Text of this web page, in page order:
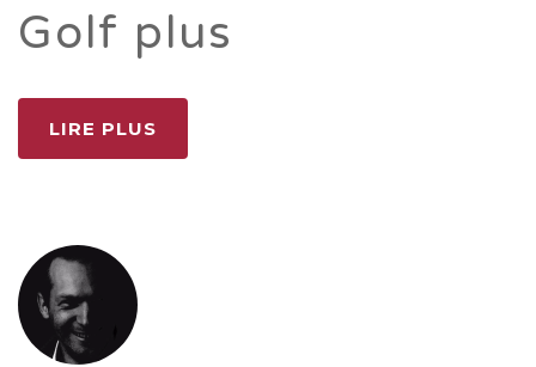
Golf plus
LIRE PLUS